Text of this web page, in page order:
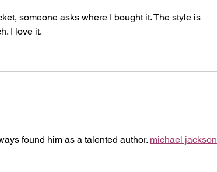
someone asks where I bought it. The style is
I love it.
found him as a talented author. michael jackson